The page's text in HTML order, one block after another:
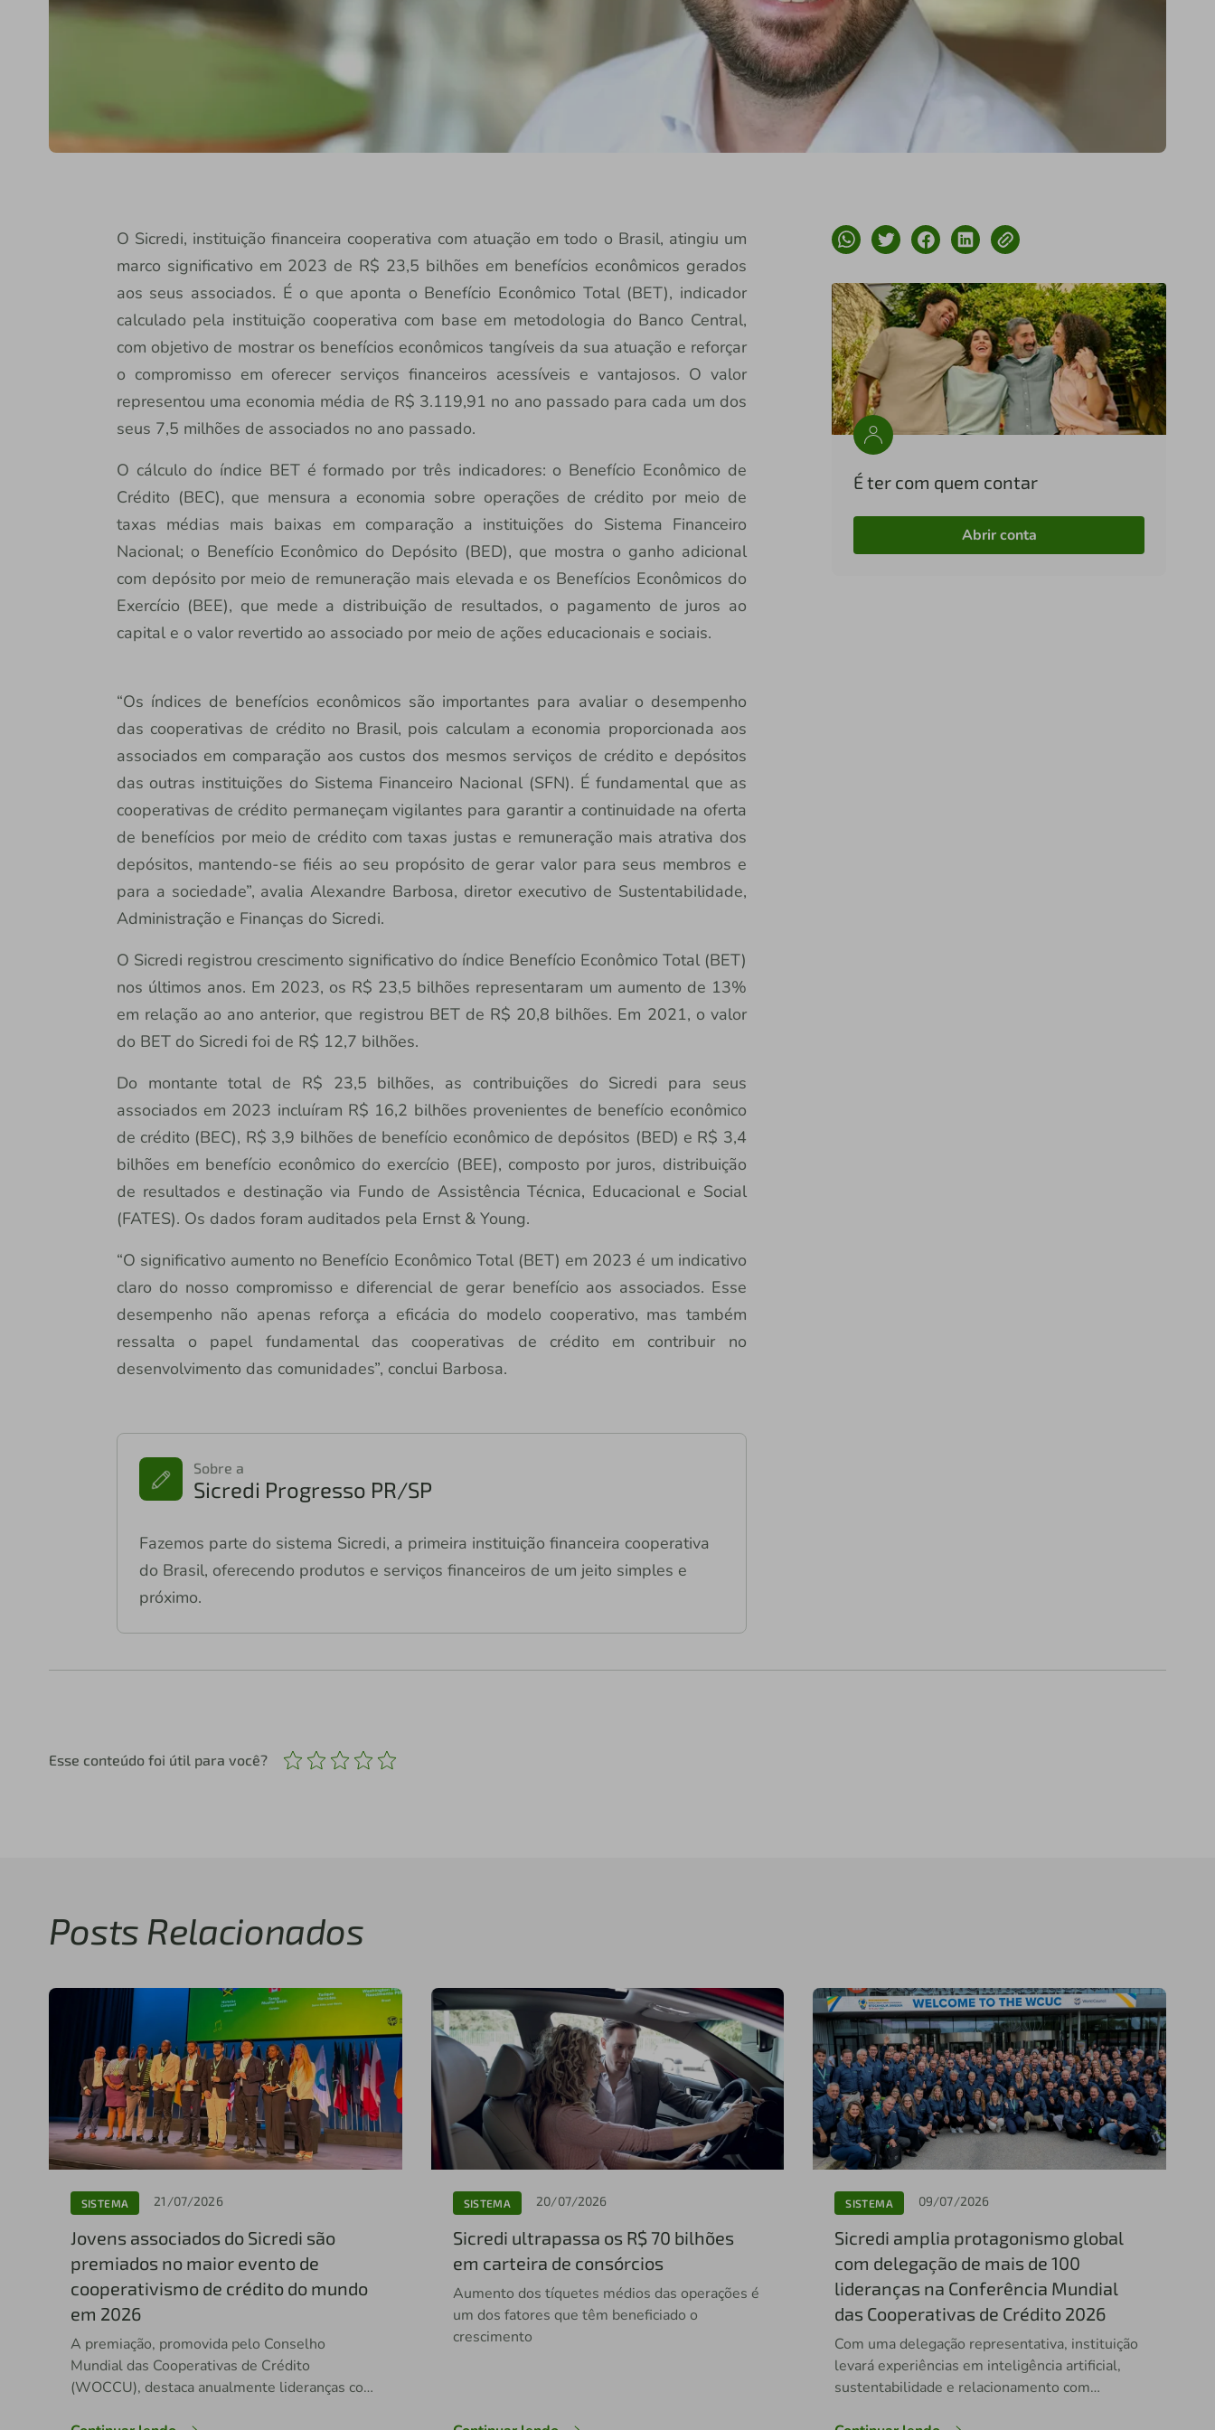
O Sicredi, instituição financeira cooperativa com atuação em todo o Brasil, atingiu um
marco significativo em 2023 de R$ 23,5 bilhões em benefícios econômicos gerados
aos seus associados. É o que aponta o Benefício Econômico Total (BET), indicador
calculado pela instituição cooperativa com base em metodologia do Banco Central,
com objetivo de mostrar os benefícios econômicos tangíveis da sua atuação e reforçar
o compromisso em oferecer serviços financeiros acessíveis e vantajosos. O valor
representou uma economia média de R$ 3.119,91 no ano passado para cada um dos
seus 7,5 milhões de associados no ano passado.
O cálculo do índice BET é formado por três indicadores: o Benefício Econômico de
Crédito (BEC), que mensura a economia sobre operações de crédito por meio de
taxas médias mais baixas em comparação a instituições do Sistema Financeiro
Nacional; o Benefício Econômico do Depósito (BED), que mostra o ganho adicional
com depósito por meio de remuneração mais elevada e os Benefícios Econômicos do
Exercício (BEE), que mede a distribuição de resultados, o pagamento de juros ao
capital e o valor revertido ao associado por meio de ações educacionais e sociais.
“Os índices de benefícios econômicos são importantes para avaliar o desempenho
das cooperativas de crédito no Brasil, pois calculam a economia proporcionada aos
associados em comparação aos custos dos mesmos serviços de crédito e depósitos
das outras instituições do Sistema Financeiro Nacional (SFN). É fundamental que as
cooperativas de crédito permaneçam vigilantes para garantir a continuidade na oferta
de benefícios por meio de crédito com taxas justas e remuneração mais atrativa dos
depósitos, mantendo-se fiéis ao seu propósito de gerar valor para seus membros e
para a sociedade”, avalia Alexandre Barbosa, diretor executivo de Sustentabilidade,
Administração e Finanças do Sicredi.
O Sicredi registrou crescimento significativo do índice Benefício Econômico Total (BET)
nos últimos anos. Em 2023, os R$ 23,5 bilhões representaram um aumento de 13%
em relação ao ano anterior, que registrou BET de R$ 20,8 bilhões. Em 2021, o valor
do BET do Sicredi foi de R$ 12,7 bilhões.
Do montante total de R$ 23,5 bilhões, as contribuições do Sicredi para seus
associados em 2023 incluíram R$ 16,2 bilhões provenientes de benefício econômico
de crédito (BEC), R$ 3,9 bilhões de benefício econômico de depósitos (BED) e R$ 3,4
bilhões em benefício econômico do exercício (BEE), composto por juros, distribuição
de resultados e destinação via Fundo de Assistência Técnica, Educacional e Social
(FATES). Os dados foram auditados pela Ernst & Young.
“O significativo aumento no Benefício Econômico Total (BET) em 2023 é um indicativo
claro do nosso compromisso e diferencial de gerar benefício aos associados. Esse
desempenho não apenas reforça a eficácia do modelo cooperativo, mas também
ressalta o papel fundamental das cooperativas de crédito em contribuir no
desenvolvimento das comunidades”, conclui Barbosa.
Sobre a
Sicredi Progresso PR/SP
Fazemos parte do sistema Sicredi, a primeira instituição financeira cooperativa
do Brasil, oferecendo produtos e serviços financeiros de um jeito simples e
próximo.
É ter com quem contar
Abrir conta
Esse conteúdo foi útil para você?
Posts Relacionados
SISTEMA 21/07/2026
Jovens associados do Sicredi são
premiados no maior evento de
cooperativismo de crédito do mundo
em 2026
A premiação, promovida pelo Conselho
Mundial das Cooperativas de Crédito
(WOCCU), destaca anualmente lideranças com
SISTEMA 20/07/2026
Sicredi ultrapassa os R$ 70 bilhões
em carteira de consórcios
Aumento dos tíquetes médios das operações é
um dos fatores que têm beneficiado o
crescimento
SISTEMA 09/07/2026
Sicredi amplia protagonismo global
com delegação de mais de 100
lideranças na Conferência Mundial
das Cooperativas de Crédito 2026
Com uma delegação representativa, instituição
levará experiências em inteligência artificial,
sustentabilidade e relacionamento com